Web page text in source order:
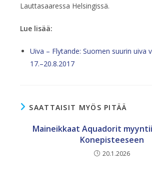
Lauttasaaressa Helsingissä.
Lue lisää:
Uiva – Flytande: Suomen suurin uiva
17.–20.8.2017
SAATTAISIT MYÖS PITÄÄ
Maineikkaat Aquadorit
Konepisteeseen
20.1.2026